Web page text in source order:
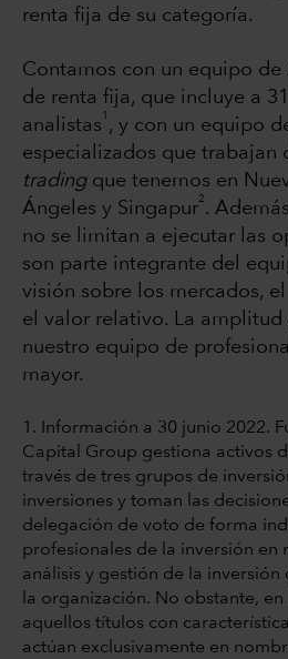
renta fija de su categoría.
Contamos con un equipo de
de renta fija, que incluye a
analistas
1
, y con un equipo
especializados que trabajan
tradingque tenemos en
Ángeles y Singapur
2
.
no se limitan a ejecutar las
son parte integrante del
visión sobre los mercados,
el valor relativo. La
nuestro equipo de
mayor.
1. Información a 30 junio 2022.
Capital Group gestiona activos
través de tres grupos de
inversiones y toman las
delegación de voto de forma
profesionales de la inversión
análisis y gestión de la
la organización. No obstante,
aquellos títulos con
actúan exclusivamente en